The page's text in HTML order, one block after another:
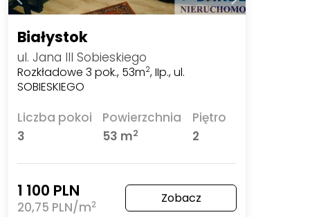
Białystok
ul. Jana III Sobieskiego
Rozkładowe 3 pok., 53m2, IIp., ul.
SOBIESKIEGO
Liczba pokoi
3
Powierzchnia
53 m2
Piętro
2
1 100 PLN
20,75 PLN/m2 Zobacz